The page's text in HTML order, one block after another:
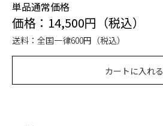
単品通常価格
価格：14,500円（税込）
送料：全国一律600円（税込）
カートに入れる